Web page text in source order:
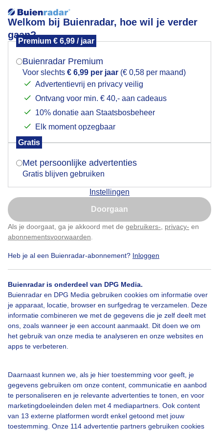
Welkom bij Buienradar, hoe wil je verder
gaan?
Premium € 6,99 / jaar
Buienradar Premium
Voor slechts € 6,99 per jaar (€ 0,58 per maand)
Advertentievrij en privacy veilig
Ontvang voor min. € 40,- aan cadeaus
10% donatie aan Staatsbosbeheer
Elk moment opzegbaar
Gratis
Met persoonlijke advertenties
Gratis blijven gebruiken
Instellingen
Doorgaan
Als je doorgaat, ga je akkoord met de gebruikers- privacy- en
abonnementsvoorwaarden
Heb je al een Buienradar-abonnement? Inloggen
Buienradar is onderdeel van DPG Media.
Buienradar en DPG Media gebruiken cookies om informatie over
je apparaat, locatie, browser en surfgedrag te verzamelen. Deze
informatie combineren we met de gegevens die je zelf deelt met
ons, zoals wanneer je een account aanmaakt. Dit doen we om
het gebruik van onze media te analyseren en onze websites en
apps te verbeteren.
Daarnaast kunnen we, als je hier toestemming voor geeft, je
gegevens gebruiken om onze content, communicatie en aanbod
te personaliseren en je relevante advertenties te tonen, en voor
marketingdoeleinden delen met 4 mediapartners. Ook content
van 13 externe platformen wordt enkel getoond met jouw
toestemming. Onze 114 advertentie partners gebruiken cookies
Terrasweer in het Schutterspark
Door: Jos van der Meer Gemaakt: 08-02-2026, 40x bekeken
Winter Zon
Bekijk slideshow
Mogen we je locatie gebruiken voor het
Indien je hier nog geen akkoord op hebt gegeven,
verschijnt er zo een pop-up uit je browser waarin
Is goed, toon de popup
Nu niet, misschien later
Klik hierom dit aan te passen